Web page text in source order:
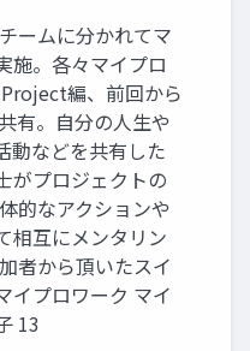
ームに分かれてマ
施。各々マイプロ
編、前回から
有。自分の人生や
動などを共有した
がプロジェクトの
的なアクションや
相互にメンタリン
者から頂いたスイ
イプロワーク マイ
13